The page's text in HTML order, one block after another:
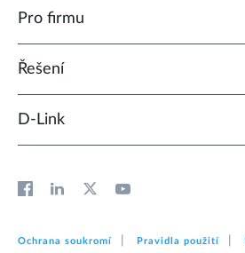
Pro firmu
Řešení
D‑Link
Ochrana soukromí Pravidla použití